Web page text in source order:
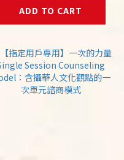
ADD TO CART